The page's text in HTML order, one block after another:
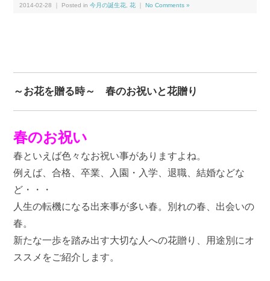
2014-02-28 ｜ Posted in今月の誕生花,花 No Comments »
～お花を贈る時～ 春のお祝いと花贈り
春のお祝い
春といえば色々なお祝い事がありますよね。
例えば、合格、卒業、入園・入学、退職、結婚などな
ど・・・
人生の転機になる出来事が多い春。別れの春、出会いの
春。
新たな一歩を踏み出す大切な人への花贈り、用途別にオ
ススメをご紹介します。